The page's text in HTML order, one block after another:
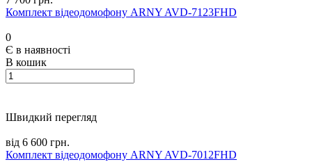
Комплект відеодомофону ARNY AVD-7123FHD
0
Є в наявності
В кошик
Швидкий перегляд
від 6 600 грн.
Комплект відеодомофону ARNY AVD-7012FHD